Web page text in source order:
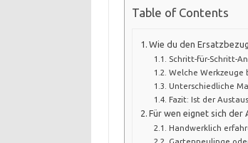
Table of Contents
Wie du den
Schritt-für-Schritt-
Welche Werkzeuge
Unterschiedliche
Fazit: Ist der
Für wen eignet sich der
Handwerklich
Gartenneulinge